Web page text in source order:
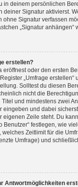
in deinem persönlichen
deiner Signatur aktivierst.
Signatur verfassen
„Signatur anhängen“
erstellen?
eröffnest oder den ersten
„Umfrage erstellen“
Solltest du diesen
nicht die
und mindestens zwei
eingeben und dabei
eigenen Zeile steht. Du
Benutzer“ festlegen, wie
welches Zeitlimit für die
Umfrage) und
Antwortmöglichkeiten